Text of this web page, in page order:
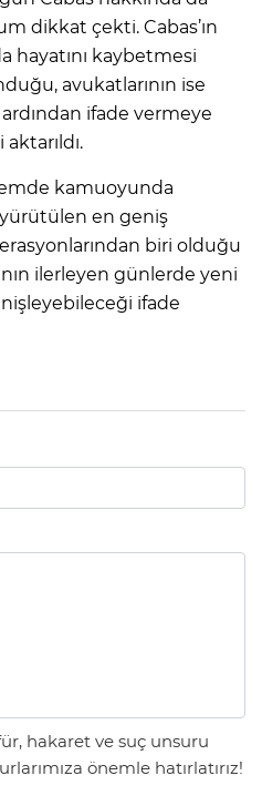
dikkat çekti. Cabas’ın
hayatını kaybetmesi
avukatlarının ise
ifade vermeye
kamuoyunda
en geniş
biri olduğu
ilerleyen günlerde yeni
ifade
hakaret ve suç unsuru
önemle hatırlatırız!